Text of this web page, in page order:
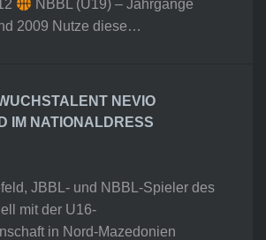
NBBL (U19) – Jahrgänge
2009 Nutze diese…
NEVIO
IM NATIONALDRESS
JBBL- und NBBL-Spieler des
mit der U16-
in Nord-Mazedonien